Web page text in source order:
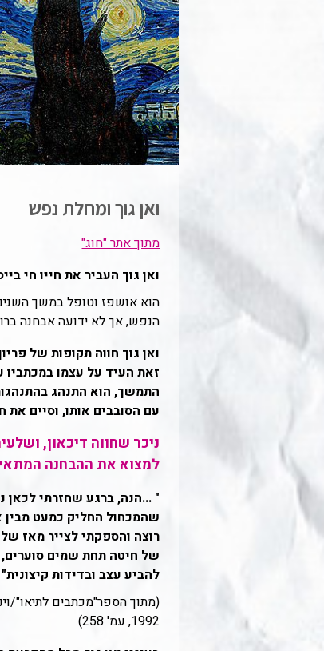
ואן גוך ומחלת נפש
מתוך אתר "חוג"
ואן גוך העביר את חייו חי
הוא אושפז וטופל במשך
הנפש, אך לא ידועה אבחנה
ואן גוך חווה תקופות של
זאת העיד על עצמו במכתביו
התמשך, הוא התנהג
עם הסובבים אותו, וסיים את
ניכר שחווה דיכאון,
למצוא את ההבחנה
" ...הנה, ברגע שחזרתי לכאן
שהמכחול החליק כמעט מבין
רוצה והספקתי לצייר מאז
של חיטה תחת שמים
להביע עצב ובדידות קיצונית"
(מתוך הספר"מכתבים לתיאו"/
1992, עמ' 258).